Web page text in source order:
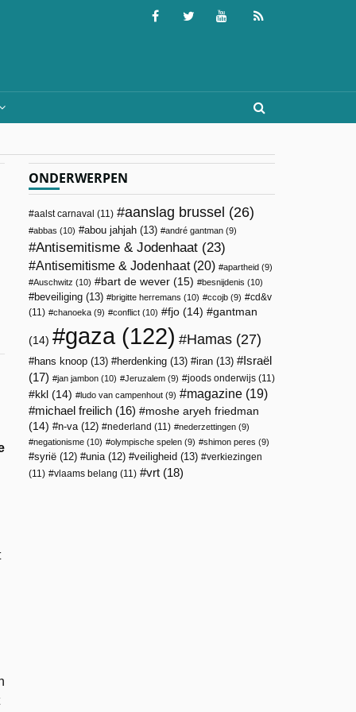
ONDERWERPEN
aalst carnaval (11) aanslag brussel (26)
abbas (10) abou jahjah (13) andré gantman (9)
Antisemitisme & Jodenhaat (23)
Antisemitisme & Jodenhaat(20) apartheid (9)
Auschwitz (10) bart de wever (15) besnijdenis (10)
beveiliging (13) brigitte herremans (10) ccojb (9)
cd&v
(11)
chanoeka (9) conflict (10) fjo (14) gantman
(14) gaza(122) Hamas (27)
hans knoop (13) herdenking (13) iran (13)
Israël
(17)
jan jambon (10) Jeruzalem (9) joods onderwijs (11)
kkl (14) ludo van campenhout (9) magazine (19)
michael freilich (16)
moshe aryeh friedman
(14)
n-va(12) nederland (11) nederzettingen (9)
negationisme (10) olympische spelen (9) shimon peres (9)
syrië (12) unia(12) veiligheid (13)
verkiezingen
(11)
vlaams belang (11) vrt (18)